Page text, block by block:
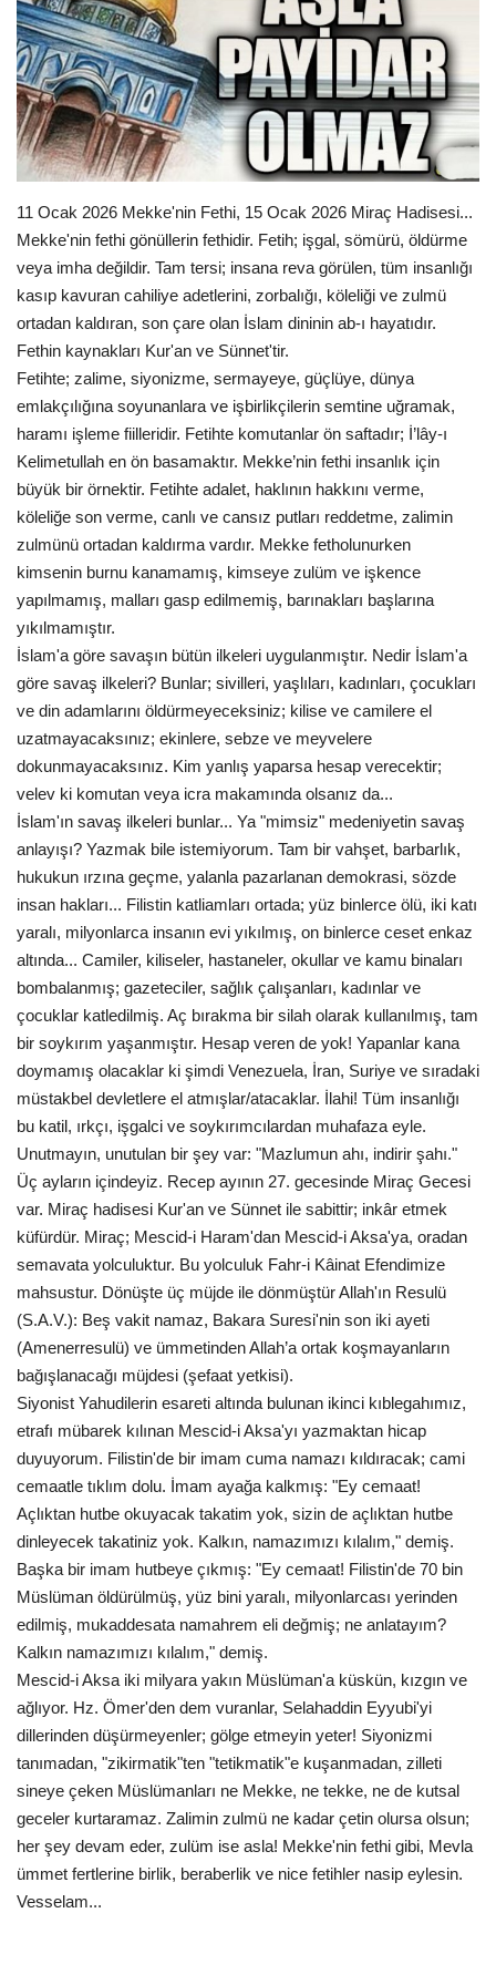
Gündem
Tekno Bilim
Ekonomi
Galeriler
Siyaset
Künye
Yaşam
Sağlık
İletişim
Kültür Sanat
11 Ocak 2026 Mekke'nin Fethi, 15 Ocak 2026 Miraç Hadisesi...
Mekke'nin fethi gönüllerin fethidir. Fetih; işgal, sömürü, öldürme
veya imha değildir. Tam tersi; insana reva görülen, tüm insanlığı
kasıp kavuran cahiliye adetlerini, zorbalığı, köleliği ve zulmü
ortadan kaldıran, son çare olan İslam dininin ab-ı hayatıdır.
Fethin kaynakları Kur'an ve Sünnet'tir.
Fetihte; zalime, siyonizme, sermayeye, güçlüye, dünya
emlakçılığına soyunanlara ve işbirlikçilerin semtine uğramak,
haramı işleme fiilleridir. Fetihte komutanlar ön saftadır; İ’lây-ı
Kelimetullah en ön basamaktır. Mekke’nin fethi insanlık için
büyük bir örnektir. Fetihte adalet, haklının hakkını verme,
köleliğe son verme, canlı ve cansız putları reddetme, zalimin
zulmünü ortadan kaldırma vardır. Mekke fetholunurken
kimsenin burnu kanamamış, kimseye zulüm ve işkence
yapılmamış, malları gasp edilmemiş, barınakları başlarına
yıkılmamıştır.
İslam'a göre savaşın bütün ilkeleri uygulanmıştır. Nedir İslam'a
göre savaş ilkeleri? Bunlar; sivilleri, yaşlıları, kadınları, çocukları
ve din adamlarını öldürmeyeceksiniz; kilise ve camilere el
uzatmayacaksınız; ekinlere, sebze ve meyvelere
dokunmayacaksınız. Kim yanlış yaparsa hesap verecektir;
velev ki komutan veya icra makamında olsanız da...
İslam'ın savaş ilkeleri bunlar... Ya "mimsiz" medeniyetin savaş
anlayışı? Yazmak bile istemiyorum. Tam bir vahşet, barbarlık,
hukukun ırzına geçme, yalanla pazarlanan demokrasi, sözde
insan hakları... Filistin katliamları ortada; yüz binlerce ölü, iki katı
yaralı, milyonlarca insanın evi yıkılmış, on binlerce ceset enkaz
altında... Camiler, kiliseler, hastaneler, okullar ve kamu binaları
bombalanmış; gazeteciler, sağlık çalışanları, kadınlar ve
çocuklar katledilmiş. Aç bırakma bir silah olarak kullanılmış, tam
bir soykırım yaşanmıştır. Hesap veren de yok! Yapanlar kana
doymamış olacaklar ki şimdi Venezuela, İran, Suriye ve sıradaki
müstakbel devletlere el atmışlar/atacaklar. İlahi! Tüm insanlığı
bu katil, ırkçı, işgalci ve soykırımcılardan muhafaza eyle.
Unutmayın, unutulan bir şey var: "Mazlumun ahı, indirir şahı."
Üç ayların içindeyiz. Recep ayının 27. gecesinde Miraç Gecesi
var. Miraç hadisesi Kur'an ve Sünnet ile sabittir; inkâr etmek
küfürdür. Miraç; Mescid-i Haram'dan Mescid-i Aksa'ya, oradan
semavata yolculuktur. Bu yolculuk Fahr-i Kâinat Efendimize
mahsustur. Dönüşte üç müjde ile dönmüştür Allah'ın Resulü
(S.A.V.): Beş vakit namaz, Bakara Suresi'nin son iki ayeti
(Amenerresulü) ve ümmetinden Allah’a ortak koşmayanların
bağışlanacağı müjdesi (şefaat yetkisi).
Siyonist Yahudilerin esareti altında bulunan ikinci kıblegahımız,
etrafı mübarek kılınan Mescid-i Aksa'yı yazmaktan hicap
duyuyorum. Filistin'de bir imam cuma namazı kıldıracak; cami
cemaatle tıklım dolu. İmam ayağa kalkmış: "Ey cemaat!
Açlıktan hutbe okuyacak takatim yok, sizin de açlıktan hutbe
dinleyecek takatiniz yok. Kalkın, namazımızı kılalım," demiş.
Başka bir imam hutbeye çıkmış: "Ey cemaat! Filistin'de 70 bin
Müslüman öldürülmüş, yüz bini yaralı, milyonlarcası yerinden
edilmiş, mukaddesata namahrem eli değmiş; ne anlatayım?
Kalkın namazımızı kılalım," demiş.
Mescid-i Aksa iki milyara yakın Müslüman'a küskün, kızgın ve
ağlıyor. Hz. Ömer'den dem vuranlar, Selahaddin Eyyubi'yi
dillerinden düşürmeyenler; gölge etmeyin yeter! Siyonizmi
tanımadan, "zikirmatik"ten "tetikmatik"e kuşanmadan, zilleti
sineye çeken Müslümanları ne Mekke, ne tekke, ne de kutsal
geceler kurtaramaz. Zalimin zulmü ne kadar çetin olursa olsun;
her şey devam eder, zulüm ise asla! Mekke'nin fethi gibi, Mevla
ümmet fertlerine birlik, beraberlik ve nice fetihler nasip eylesin.
Vesselam...